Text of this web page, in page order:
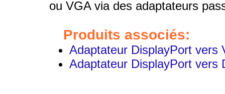
ou VGA via des adaptateurs
Produits associés:
Adaptateur DisplayPort vers
Adaptateur DisplayPort vers